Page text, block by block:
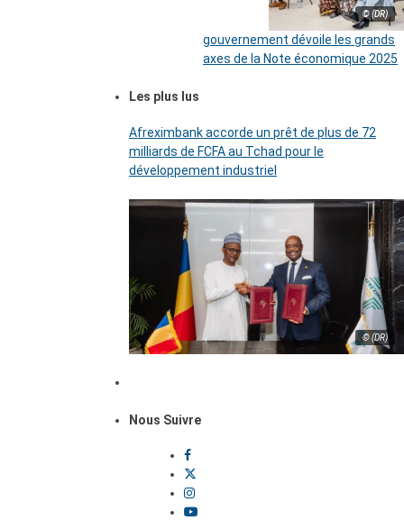
© (DR)
gouvernement dévoile les grands
axes de la Note économique 2025
Les plus lus
Afreximbank accorde un prêt de plus de 72
milliards de FCFA au Tchad pour le
développement industriel
© (DR)
Nous Suivre